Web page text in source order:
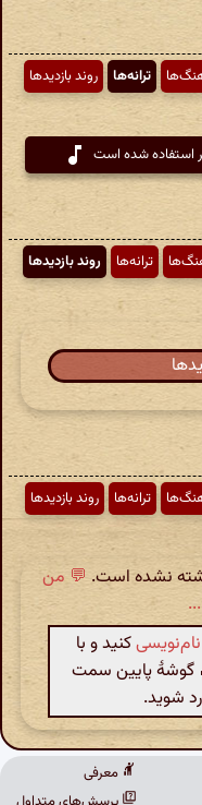
ترانه‌ها
روند بازدیدها
استفاده شده است
ترانه‌ها
روند بازدیدها
ترانه‌ها
روند بازدیدها
نشده است. 💬 من
نام‌نویسیکنید و با
گوشهٔ پایین سمت
شوید.
معرفی